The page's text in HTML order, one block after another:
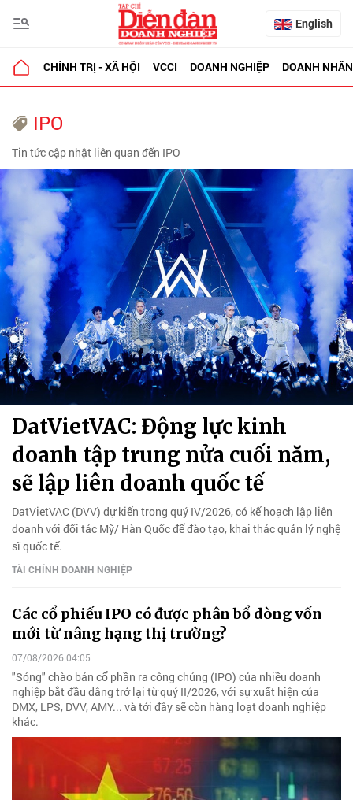
English
CHÍNH TRỊ - XÃ HỘI VCCI DOANH NGHIỆP DOANH NHÂN
IPO
Tin tức cập nhật liên quan đến IPO
DatVietVAC: Động lực kinh
doanh tập trung nửa cuối năm,
sẽ lập liên doanh quốc tế
DatVietVAC (DVV) dự kiến trong quý IV/2026, có kế hoạch lập liên
doanh với đối tác Mỹ/ Hàn Quốc để đào tạo, khai thác quản lý nghệ
sĩ quốc tế.
TÀI CHÍNH DOANH NGHIỆP
Các cổ phiếu IPO có được phân bổ dòng vốn
mới từ nâng hạng thị trường?
07/08/2026 04:05
"Sóng" chào bán cổ phần ra công chúng (IPO) của nhiều doanh
nghiệp bắt đầu dâng trở lại từ quý II/2026, với sự xuất hiện của
DMX, LPS, DVV, AMY... và tới đây sẽ còn hàng loạt doanh nghiệp
khác.